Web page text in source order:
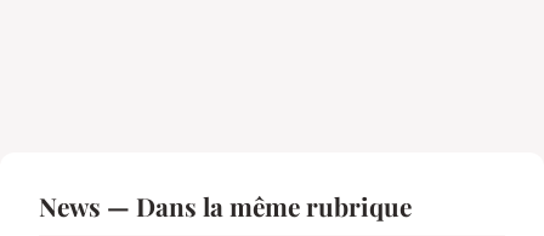
News — Dans la même rubrique